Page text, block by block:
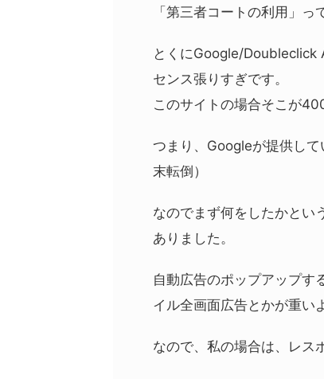
「第三者コートの利用」
とくにGoogle/Doubleclick
センス張りすぎです。
このサイトの場合そこが
つまり、Googleが提供し
末転倒）
なのでまず何をしたかとい
ありました。
自動広告のポップアップす
イル全画面広告とかが重い
なので、私の場合は、レス